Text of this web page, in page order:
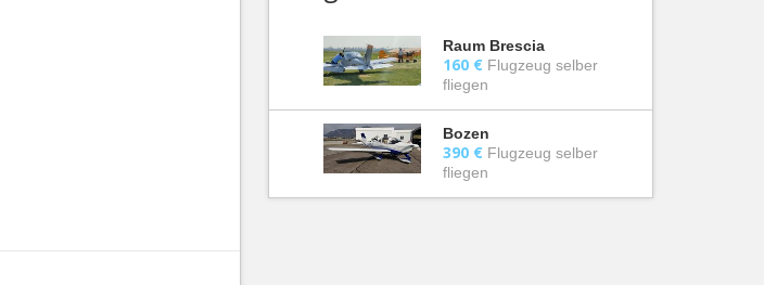
Raum Brescia
160 € Flugzeug selber
fliegen
Bozen
390 € Flugzeug selber
fliegen